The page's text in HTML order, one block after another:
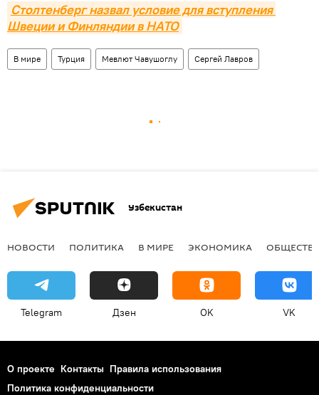
Столтенберг назвал условие для вступления
Швеции и Финляндии в НАТО
В мире Турция Мевлют Чавушоглу Сергей Лавров
Узбекистан
НОВОСТИ ПОЛИТИКА В МИРЕ ЭКОНОМИКА
Telegram Дзен OK VK
О проекте Контакты Правила использования
Политика конфиденциальности